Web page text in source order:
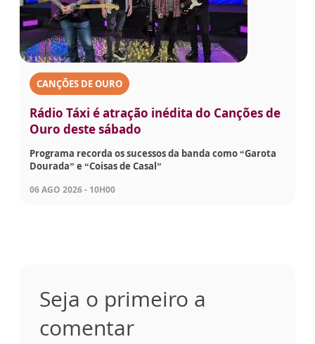
CANÇÕES DE OURO
Rádio Táxi é atração inédita do Canções de
Ouro deste sábado
Programa recorda os sucessos da banda como “Garota
Dourada” e “Coisas de Casal”
06 AGO 2026 - 10H00
Seja o primeiro a
comentar